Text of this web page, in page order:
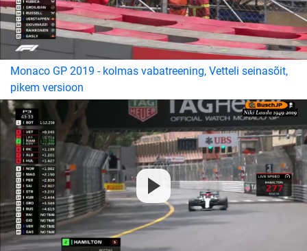
Monaco GP 2019 - kolmas vabatreening, Vetteli seinasõit,
pikem versioon